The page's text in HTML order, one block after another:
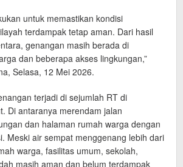
untuk memastikan kondisi
terdampak tetap aman. Dari hasil
genangan masih berada di
dan beberapa akses lingkungan,”
Selasa, 12 Mei 2026.
terjadi di sejumlah RT di
Di antaranya merendam jalan
dan halaman rumah warga dengan
Meski air sempat menggenang lebih dari
warga, fasilitas umum, sekolah,
masih aman dan belum terdampak